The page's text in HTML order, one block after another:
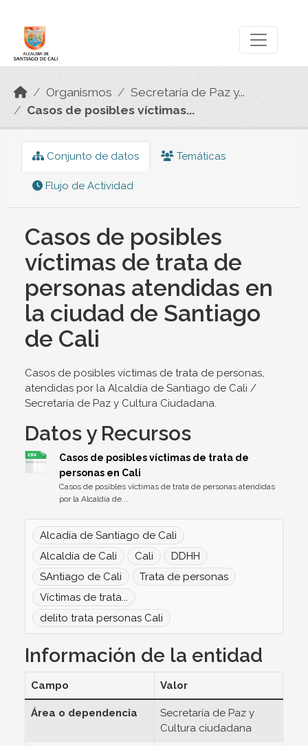
Organismos
Secretaría de Paz y...
Casos de posibles víctimas...
Conjunto de datos Temáticas
Flujo de Actividad
Casos de posibles
víctimas de trata de
personas atendidas en
la ciudad de Santiago
de Cali
Casos de posibles víctimas de trata de personas,
atendidas por la Alcaldía de Santiago de Cali /
Secretaría de Paz y Cultura Ciudadana.
Datos y Recursos
Casos de posibles víctimas de trata de
personas en Cali
Casos de posibles víctimas de trata de personas atendidas
por la Alcaldía de...
Alcadía de Santiago de Cali
Alcaldía de Cali
Cali
DDHH
SAntiago de Cali
Trata de personas
Víctimas de trata...
delito trata personas Cali
Información de la entidad
Campo Valor
Área o dependencia
Secretaría de Paz y
Cultura ciudadana